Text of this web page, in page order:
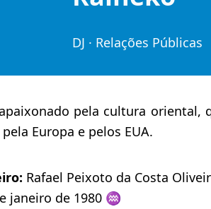
DJ · Relações Públicas
pela cultura oriental,
Europa e pelos EUA.
Rafael Peixoto da Costa
janeiro de 1980 ♒️